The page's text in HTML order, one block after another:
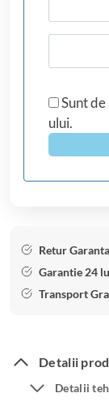
Sunt
ului.
Retur
Garantie 24
Transport
Detalii
Detalii